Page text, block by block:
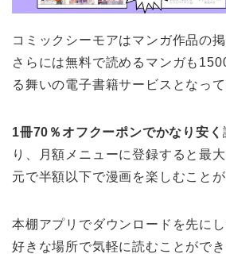
コミックシーモアはマンガ作品の
さらには無料で読めるマンガも
る舞いの電子書籍サービスとなって
1冊70％オフクーポンでかなり安く
り、月額メニューに登録すると最
元で半額以下で漫画を楽しむことが
本棚アプリでダウンロードを先に
好きな場所で気軽に読むことがで